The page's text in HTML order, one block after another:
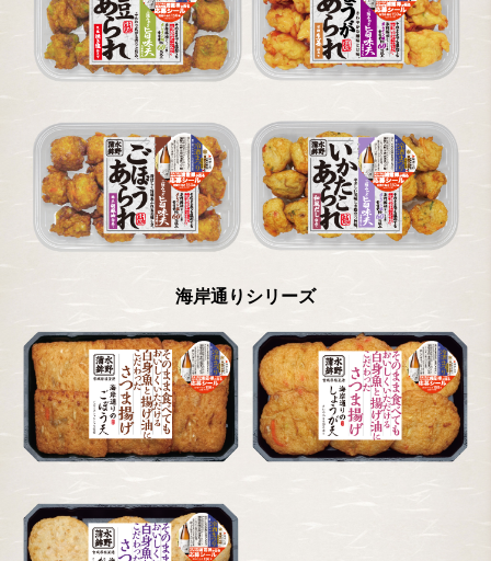
海岸通りシリーズ